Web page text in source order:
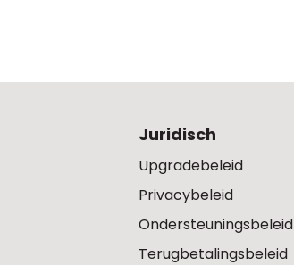
Juridisch
Upgradebeleid
Privacybeleid
Ondersteuningsbeleid
Terugbetalingsbeleid